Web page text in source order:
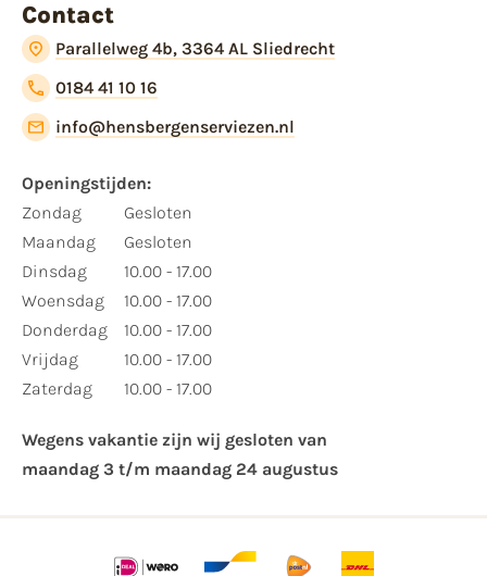
Contact
Parallelweg 4b, 3364 AL Sliedrecht
0184 41 10 16
info@hensbergenserviezen.nl
Openingstijden:​
​Zondag
Maandag
Dinsdag
Woensdag
Donderdag
Vrijdag
Zaterdag
Gesloten
Gesloten
10.00 - 17.00
10.00 - 17.00
10.00 - 17.00
10.00 - 17.00
10.00 - 17.00
Wegens vakantie zijn wij gesloten van ​
maandag 3 t/m maandag 24 augustus